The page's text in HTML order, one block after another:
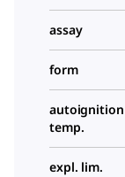
assay
form
autoignition
temp.
expl. lim.